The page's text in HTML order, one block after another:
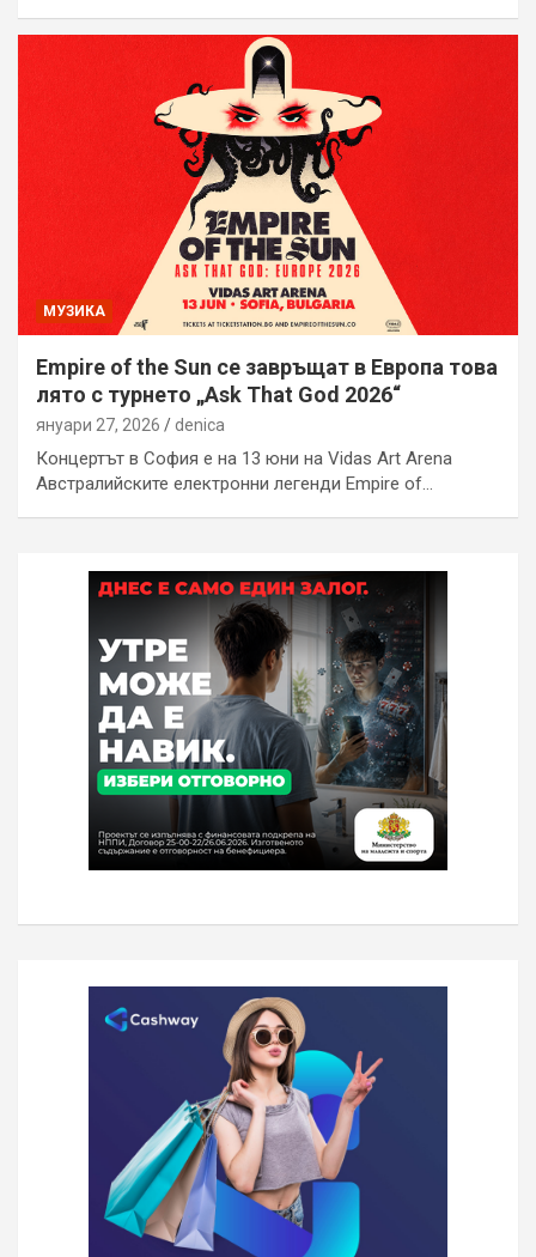
МУЗИКА
Empire of the Sun се завръщат в Европа това
лято с турнето „Ask That God 2026“
януари 27, 2026 denica
Концертът в София е на 13 юни на Vidas Art Arena
Австралийските електронни легенди Empire of…